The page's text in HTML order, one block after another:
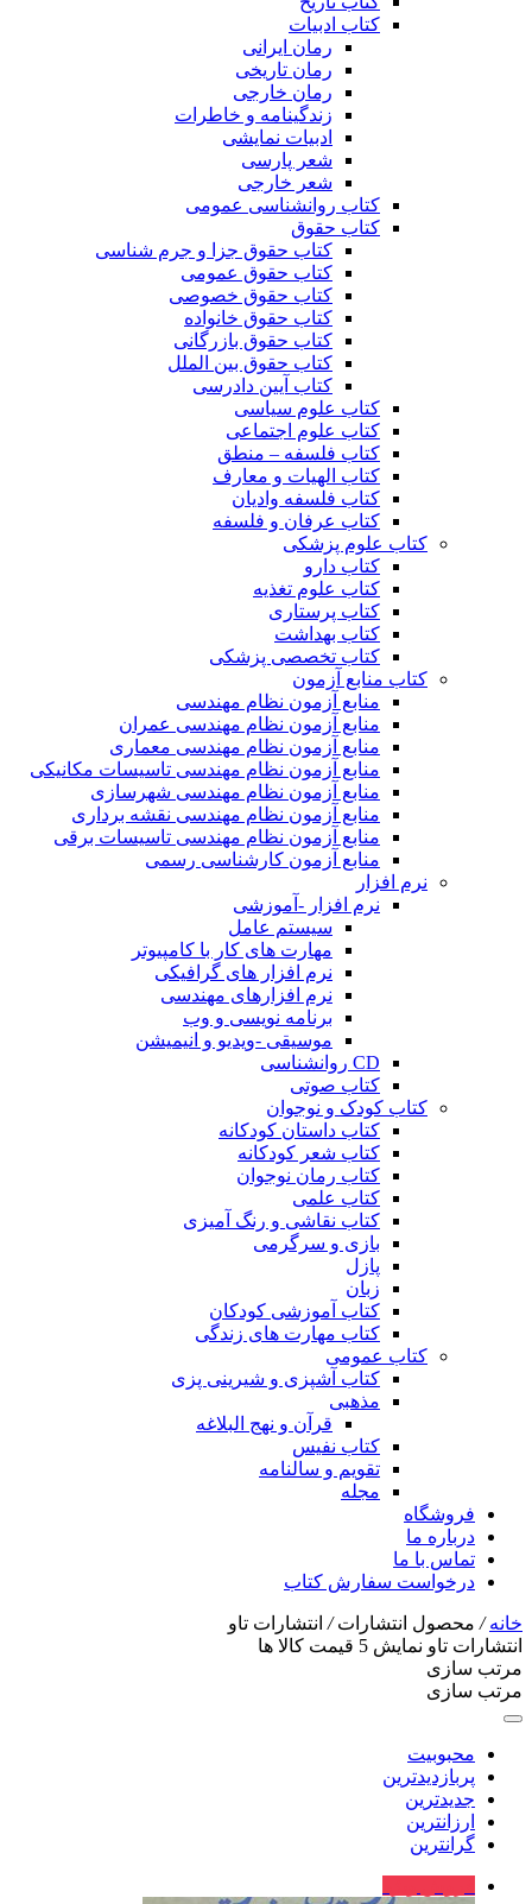
کتاب ادبیات
رمان ایرانی
رمان تاریخی
رمان خارجی
زندگینامه و خاطرات
ادبیات نمایشی
شعر پارسی
شعر خارجی
کتاب روانشناسی عمومی
کتاب حقوق
کتاب حقوق جزا و جرم شناسی
کتاب حقوق عمومی
کتاب حقوق خصوصی
کتاب حقوق خانواده
کتاب حقوق بازرگانی
کتاب حقوق بین الملل
کتاب آیین دادرسی
کتاب علوم سیاسی
کتاب علوم اجتماعی
کتاب فلسفه – منطق
کتاب الهیات و معارف
کتاب فلسفه وادیان
کتاب عرفان و فلسفه
کتاب علوم پزشکی
کتاب دارو
کتاب علوم تغذیه
کتاب پرستاری
کتاب بهداشت
کتاب تخصصی پزشکی
کتاب منابع آزمون
منابع آزمون نظام مهندسی
منابع آزمون نظام مهندسی عمران
منابع آزمون نظام مهندسی معماری
منابع آزمون نظام مهندسی تاسیسات مکانیکی
منابع آزمون نظام مهندسی شهرسازی
منابع آزمون نظام مهندسی نقشه برداری
منابع آزمون نظام مهندسی تاسیسات برقی
منابع آزمون کارشناسی رسمی
نرم افزار
نرم افزار -آموزشی
سیستم عامل
مهارت های کار با کامپیوتر
نرم افزار های گرافیکی
نرم افزارهای مهندسی
برنامه نویسی و وب
موسیقی -ویدیو و انیمیشن
CD روانشناسی
کتاب صوتی
کتاب کودک و نوجوان
کتاب داستان کودکانه
کتاب شعر کودکانه
کتاب رمان نوجوان
کتاب علمی
کتاب نقاشی و رنگ آمیزی
بازی و سرگرمی
پازل
زبان
کتاب آموزشی کودکان
کتاب مهارت های زندگی
کتاب عمومی
کتاب آشپزی و شیرینی پزی
مذهبی
قرآن و نهج البلاغه
کتاب نفیس
تقویم و سالنامه
مجله
فروشگاه
درباره ما
تماس با ما
درخواست سفارش کتاب
خانه/ محصول انتشارات/ انتشارات تاو
انتشارات تاو نمایش 5 قیمت کالا ها
مرتب سازی
مرتب سازی
محبوبیت
پربازدیدترین
جدیدترین
ارزانترین
گرانترین